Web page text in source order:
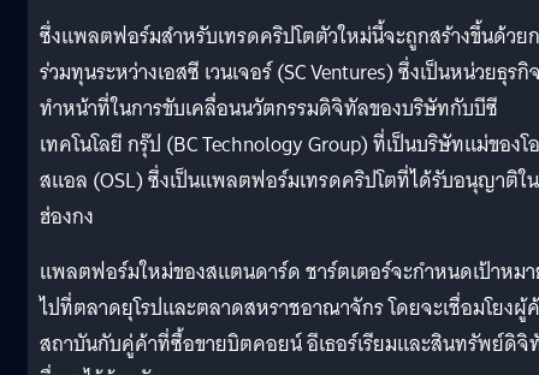
ซึ่งแพลตฟอร์มสำหรับเทรดคริปโตตัวใหม่นี้จะถูกสร้างขึ้นด้วย
ร่วมทุนระหว่างเอสซี เวนเจอร์ (SC Ventures) ซึ่งเป็นหน่วยธุร
ทำหน้าที่ในการขับเคลื่อนนวัตกรรมดิจิทัลของบริษัทกับบีซี
เทคโนโลยี กรุ๊ป (BC Technology Group) ที่เป็นบริษัทแม่ของโ
สแอล (OSL) ซึ่งเป็นแพลตฟอร์มเทรดคริปโตที่ได้รับอนุญาติใน
ฮ่องกง
แพลตฟอร์มใหม่ของสแตนดาร์ด ชาร์ตเตอร์จะกำหนดเป้าหม
ไปที่ตลาดยุโรปและตลาดสหราชอาณาจักร โดยจะเชื่อมโยงผู้
สถาบันกับคู่ค้าที่ซื้อขายบิตคอยน์ อีเธอร์เรียมและสินทรัพย์ดิจิ